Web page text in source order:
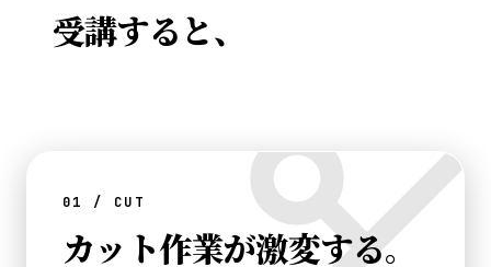
受講すると、
す。
01 / CUT
カット作業が激変する。